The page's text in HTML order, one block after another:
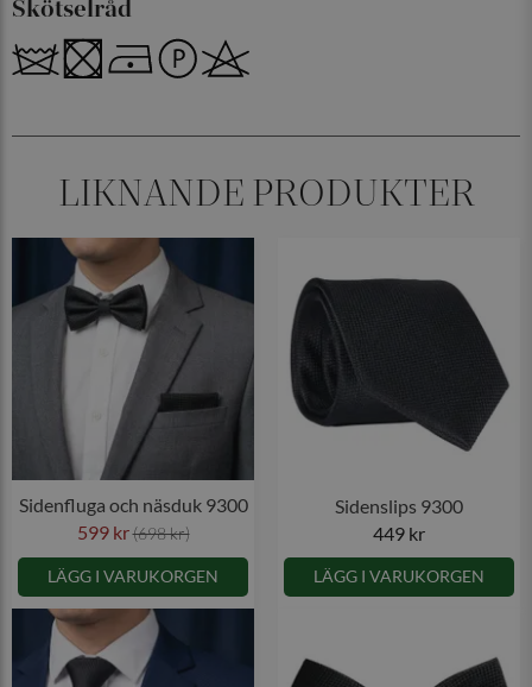
Skötselråd
LIKNANDE PRODUKTER
Sidenfluga och näsduk 9300
599 kr(698 kr)
LÄGG I VARUKORGEN
Sidenslips 9300
449 kr
LÄGG I VARUKORGEN